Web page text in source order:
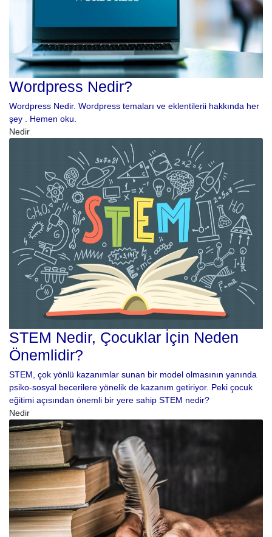
Wordpress Nedir?
Wordpress Nedir. Wordpress temaları ve eklentilerii hakkında her
şey . Hemen oku.
Nedir
STEM Nedir, Çocuklar İçin Neden
Önemlidir?
STEM, çok yönlü kazanımlar sunan bir model olmasının yanında
psiko-sosyal becerilere yönelik de kazanım getiriyor. Peki çocuk
eğitimi açısından önemli bir yere sahip STEM nedir?
Nedir